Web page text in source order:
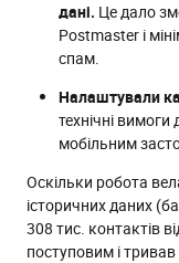
дані. Це дало
Postmaster і
спам.
Налаштували
технічні
мобільним
Оскільки робота
історичних даних
308 тис. контактів
поступовим і тривав